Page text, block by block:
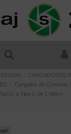
CARGADORES
Cargador de Corriente
C a Tipo C de 1 Metro